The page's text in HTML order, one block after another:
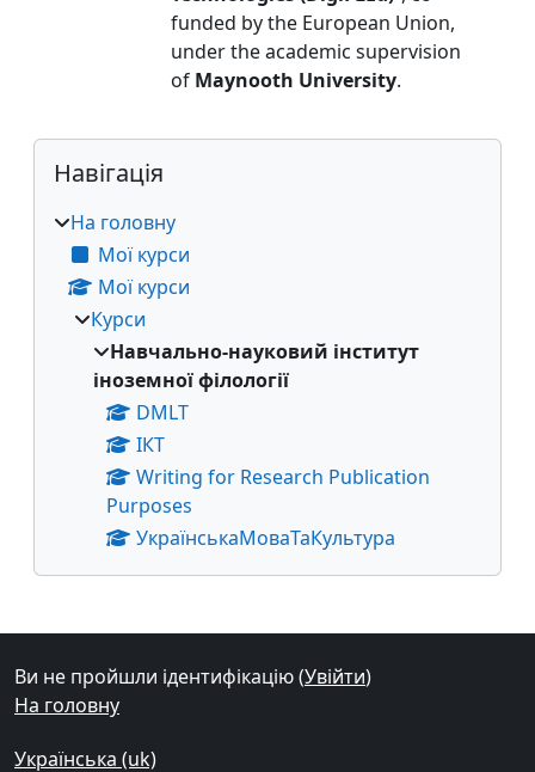
funded by the European Union,
under the academic supervision
of Maynooth University.
Блоки
Пропустити Навігація
Навігація
На головну
Мої курси
Мої курси
Курси
Навчально-науковий інститут
іноземної філології
DMLT
ІКТ
Writing for Research Publication
Purposes
УкраїнськаМоваТаКультура
Додаткові блоки
Ви не пройшли ідентифікацію (Увійти)
На головну
Українська ‎(uk)‎